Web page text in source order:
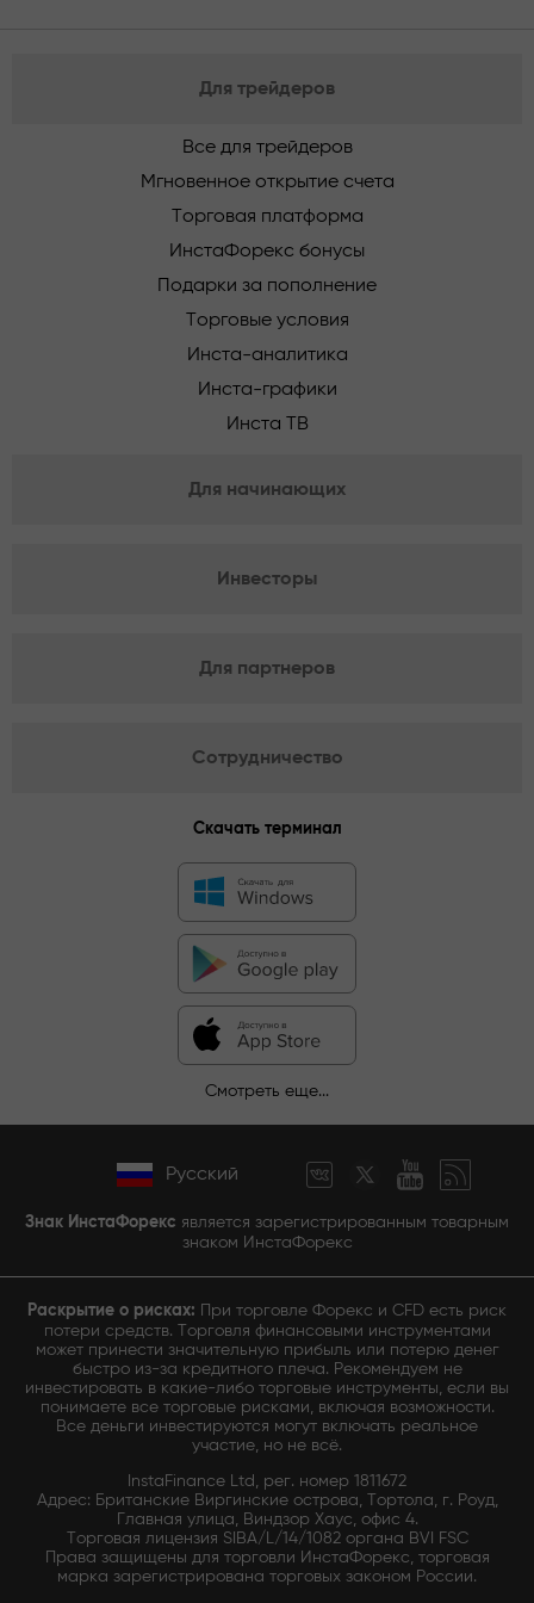
Для трейдеров
Все для трейдеров
Мгновенное открытие счета
Торговая платформа
ИнстаФорекс бонусы
Подарки за пополнение
Торговые условия
Инста-аналитика
Инста-графики
Инста ТВ
Для начинающих
Инвесторы
Для партнеров
Сотрудничество
Скачать терминал
Смотреть еще...
Русский
Знак ИнстаФорекс является зарегистрированным товарным
знаком ИнстаФорекс
Раскрытие о рисках: При торговле Форекс и CFD есть риск
потери средств. Торговля финансовыми инструментами
может принести значительную прибыль или потерю денег
быстро из-за кредитного плеча. Рекомендуем не
инвестировать в какие-либо торговые инструменты, если вы
понимаете все торговые рисками, включая возможности.
Все деньги инвестируются могут включать реальное
участие, но не всё.
InstaFinance Ltd, рег. номер 1811672
Адрес: Британские Виргинские острова, Тортола, г. Роуд,
Главная улица, Виндзор Хаус, офис 4.
Торговая лицензия SIBA/L/14/1082 органа BVI FSC
Права защищены для торговли ИнстаФорекс, торговая
марка зарегистрирована торговых законом России.